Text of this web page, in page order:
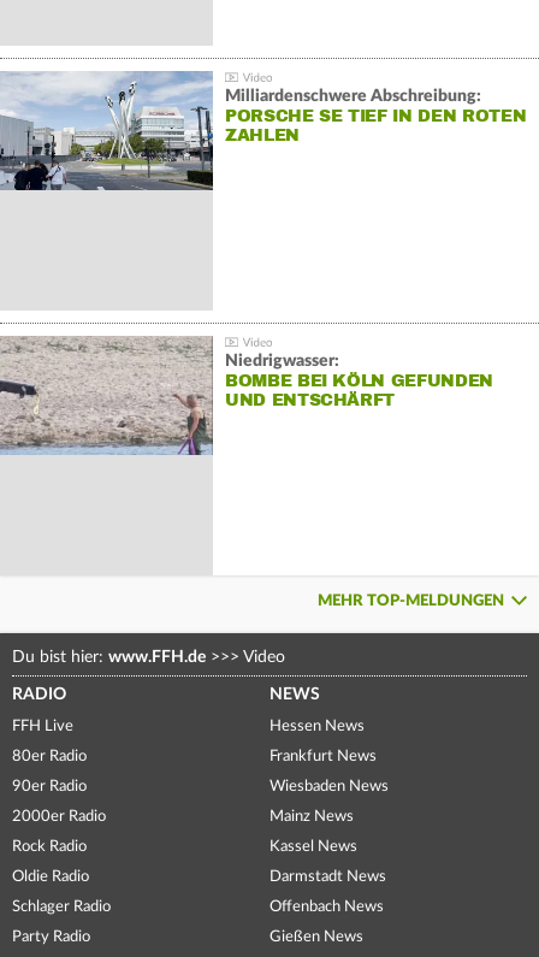
Milliardenschwere Abschreibung:
PORSCHE SE TIEF IN DEN ROTEN
ZAHLEN
Niedrigwasser:
BOMBE BEI KÖLN GEFUNDEN
UND ENTSCHÄRFT
MEHR TOP-MELDUNGEN
Du bist hier: www.FFH.de >>> Video
RADIO
FFH Live
80er Radio
90er Radio
2000er Radio
Rock Radio
Oldie Radio
Schlager Radio
Party Radio
NEWS
Hessen News
Frankfurt News
Wiesbaden News
Mainz News
Kassel News
Darmstadt News
Offenbach News
Gießen News